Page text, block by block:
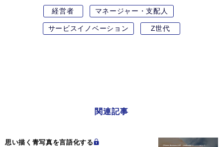
経営者 マネージャー・支配人
サービスイノベーション Z世代
関連記事
思い描く青写真を言語化する